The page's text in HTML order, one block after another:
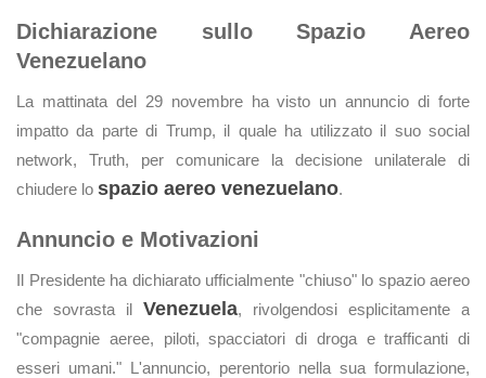
Dichiarazione sullo Spazio Aereo
Venezuelano
La mattinata del 29 novembre ha visto un annuncio di forte
impatto da parte di Trump, il quale ha utilizzato il suo social
network, Truth, per comunicare la decisione unilaterale di
chiudere lo spazio aereo venezuelano.
Annuncio e Motivazioni
Il Presidente ha dichiarato ufficialmente "chiuso" lo spazio aereo
che sovrasta il Venezuela, rivolgendosi esplicitamente a
"compagnie aeree, piloti, spacciatori di droga e trafficanti di
esseri umani." L'annuncio, perentorio nella sua formulazione,